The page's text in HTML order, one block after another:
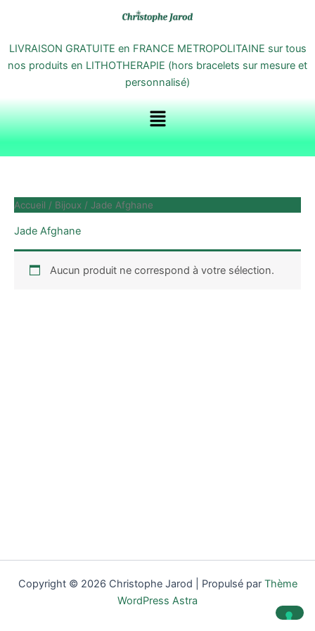
contenu
LIVRAISON GRATUITE en FRANCE METROPOLITAINE sur tous
nos produits en LITHOTHERAPIE (hors bracelets sur mesure et
personnalisé)
Menu
Accueil / Bijoux / Jade Afghane
Jade Afghane
Aucun produit ne correspond à votre sélection.
Copyright © 2026 Christophe Jarod | Propulsé par Thème
WordPress Astra